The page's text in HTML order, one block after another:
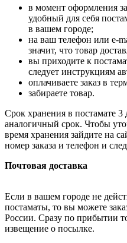
в момент оформления
удобный для себя
в вашем городе;
на ваш телефон или e-
значит, что товар
вы приходите к
следует инструкциям
оплачиваете заказ в
забираете товар.
Срок хранения в постамате
аналогичный срок. Чтобы
время хранения зайдите на
номер заказа и телефон и
Почтовая доставка
Если в вашем городе не
постаматы, то вы можете
России. Сразу по прибытии
извещение о посылке.